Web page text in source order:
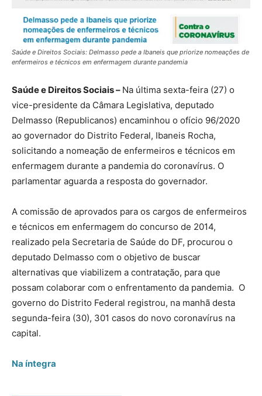
Saúde e Direitos Sociais: Delmasso pede a Ibaneis que priorize nomeações de
enfermeiros e técnicos em enfermagem durante pandemia
Saúde e Direitos Sociais – Na última sexta-feira (27) o
vice-presidente da Câmara Legislativa, deputado
Delmasso (Republicanos) encaminhou o ofício 96/2020
ao governador do Distrito Federal, Ibaneis Rocha,
solicitando a nomeação de enfermeiros e técnicos em
enfermagem durante a pandemia do coronavírus. O
parlamentar aguarda a resposta do governador.
A comissão de aprovados para os cargos de enfermeiros
e técnicos em enfermagem do concurso de 2014,
realizado pela Secretaria de Saúde do DF, procurou o
deputado Delmasso com o objetivo de buscar
alternativas que viabilizem a contratação, para que
possam colaborar com o enfrentamento da pandemia. O
governo do Distrito Federal registrou, na manhã desta
segunda-feira (30), 301 casos do novo coronavírus na
capital.
Na íntegra